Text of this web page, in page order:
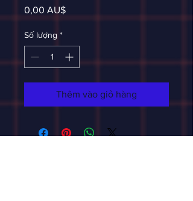
0,00 AU$Giá
Số lượng *
Thêm vào giỏ hàng